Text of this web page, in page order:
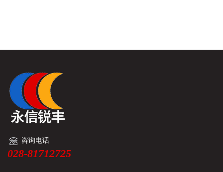
咨询电话
028-81712725